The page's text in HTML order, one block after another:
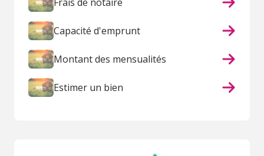
Capacité d'emprunt
Montant des mensualités
Estimer un bien